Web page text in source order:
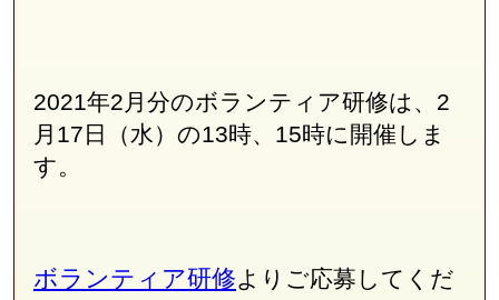
2021年2月分のボランティア研修は、2
月17日（水）の13時、15時に開催しま
す。
ボランティア研修よりご応募してくだ